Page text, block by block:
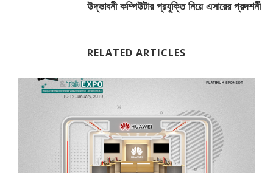
উদ্ভাবনী কম্পিউটার প্রযুক্তি নিয়ে এসারের প্রদশর্নী
RELATED ARTICLES